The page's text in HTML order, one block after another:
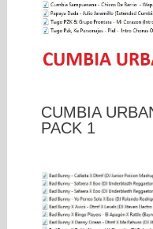
CUMBIA
PACK 1